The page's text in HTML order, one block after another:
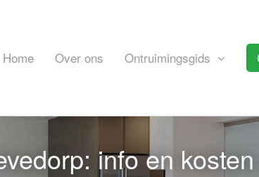
Home Over ons Ontruimingsgids
info en